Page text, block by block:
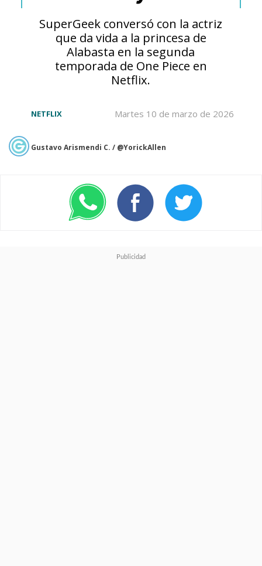
— Naughty Dog (@Naughty_Dog) January 9, 2024
La adaptación de la Parte 2
del título de Naughty Dog
la serie. Ese es el plan,
tercera temporada ."Lo que sí
puedo confirmar es que esa
, aseguró Mazin.
SuperGeek conversó con la actriz
que da vida a la princesa de
Alabasta en la segunda
temporada de One Piece en
Netflix.
Martes 10 de marzo de 2026
NETFLIX
Gustavo Arismendi C. / @YorickAllen